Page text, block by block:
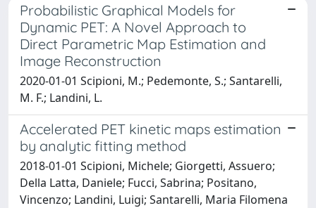
Probabilistic Graphical Models for
Dynamic PET: A Novel Approach to
Direct Parametric Map Estimation and
Image Reconstruction
2020-01-01 Scipioni, M.; Pedemonte, S.; Santarelli,
M. F.; Landini, L.
Accelerated PET kinetic maps estimation
by analytic fitting method
2018-01-01 Scipioni, Michele; Giorgetti, Assuero;
Della Latta, Daniele; Fucci, Sabrina; Positano,
Vincenzo; Landini, Luigi; Santarelli, Maria Filomena